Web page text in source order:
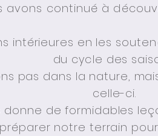
avons continué à
intérieures en les
du cycle des
pas dans la nature,
celle-ci.
donne de formidables
notre terrain